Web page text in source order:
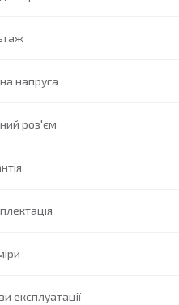
напруга
роз'єм
експлуатації